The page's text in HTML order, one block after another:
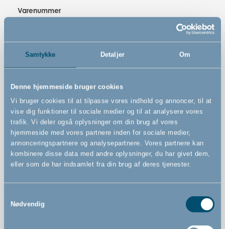
Samtykke Detaljer Om
Denne hjemmeside bruger cookies
Vi bruger cookies til at tilpasse vores indhold og annoncer, til at
vise dig funktioner til sociale medier og til at analysere vores
trafik. Vi deler også oplysninger om din brug af vores
hjemmeside med vores partnere inden for sociale medier,
annonceringspartnere og analysepartnere. Vores partnere kan
kombinere disse data med andre oplysninger, du har givet dem,
eller som de har indsamlet fra din brug af deres tjenester.
Nødvendig
Varenummer
Sikkerhedsstandard
EN 1930 : 2011
Advarsler
Features
Presmonteret sikkerhedsgitter